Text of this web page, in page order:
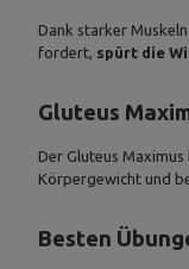
Dank starker
fordert, spürt die
Gluteus
Der Gluteus
Körpergewicht und
Besten